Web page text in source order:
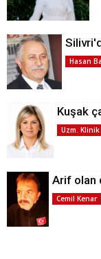
Hasan
Kuşak
Uzm.
Arif olan
Cemil Kenar